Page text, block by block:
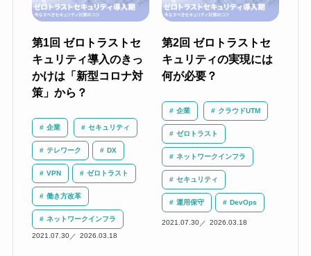
第1回 ゼロトラストセ
キュリティ導入のきっ
かけは「新型コロナ対
策」から？
企業 セキュリティ
テレワーク DX
VPN ゼロトラスト
働き方改革
ネットワークインフラ
2021.07.30 2026.03.18
第2回 ゼロトラストセ
キュリティの実現には
何が必要？
企業 クラウドUTM
ゼロトラスト
ネットワークインフラ
セキュリティ
運用保守 DevOps
2021.07.30 2026.03.18